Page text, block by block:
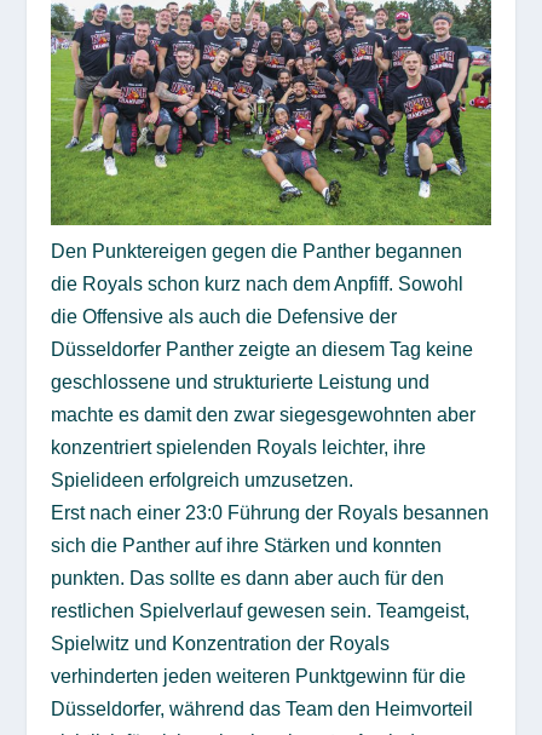
Den Punktereigen gegen die Panther begannen
die Royals schon kurz nach dem Anpfiff. Sowohl
die Offensive als auch die Defensive der
Düsseldorfer Panther zeigte an diesem Tag keine
geschlossene und strukturierte Leistung und
machte es damit den zwar siegesgewohnten aber
konzentriert spielenden Royals leichter, ihre
Spielideen erfolgreich umzusetzen.
Erst nach einer 23:0 Führung der Royals besannen
sich die Panther auf ihre Stärken und konnten
punkten. Das sollte es dann aber auch für den
restlichen Spielverlauf gewesen sein. Teamgeist,
Spielwitz und Konzentration der Royals
verhinderten jeden weiteren Punktgewinn für die
Düsseldorfer, während das Team den Heimvorteil